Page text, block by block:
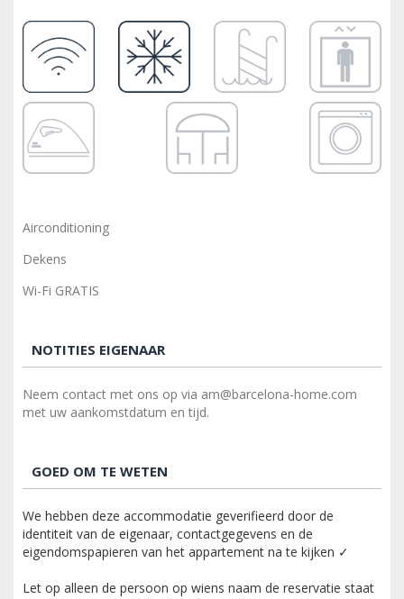
Airconditioning
Dekens
Wi-Fi GRATIS
NOTITIES EIGENAAR
Neem contact met ons op via am@barcelona-home.com
met uw aankomstdatum en tijd.
GOED OM TE WETEN
We hebben deze accommodatie geverifieerd door de
identiteit van de eigenaar, contactgegevens en de
eigendomspapieren van het appartement na te kijken ✓
Let op alleen de persoon op wiens naam de reservatie staat